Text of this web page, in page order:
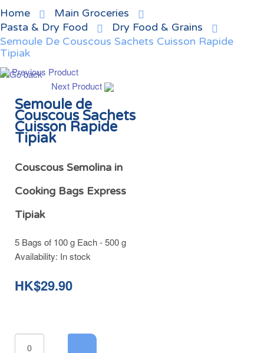
Home
Main Groceries
Pasta & Dry Food
Dry Food & Grains
Semoule De Couscous Sachets Cuisson Rapide
Tipiak
Previous Product
Next Product
Semoule de
Couscous Sachets
Cuisson Rapide
Tipiak
Couscous Semolina in
Cooking Bags Express
Tipiak
5 Bags of 100 g Each - 500 g
Availability: In stock
HK$29.90